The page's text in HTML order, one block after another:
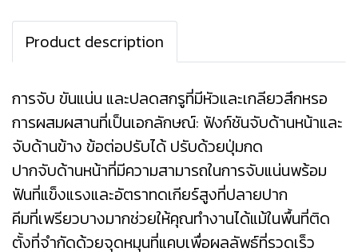
Product description
การจับ ขันแน่น และปลดสกรูที่มีหัวและเกลียวสึกหรอ
การผสมผสานที่เป็นเอกลักษณ์: ฟังก์ชันจับด้านหน้าและ
จับด้านข้าง ข้อต่อปรับได้ ปรับด้วยปุ่มกด
ปากจับด้านหน้าที่มีความสามารถในการจับแน่นพร้อม
ฟันที่แข็งแรงและอัตราทดเกียร์สูงที่ปลายปาก
คีมที่เพรียวบางมากช่วยให้คุณทำงานได้แม้ในพื้นที่ติด
ตั้งที่จำกัดด้วยจุดหมุนที่แคบเพื่อผลลัพธ์ที่รวดเร็ว